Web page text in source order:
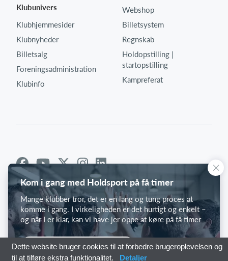
Kom i gang med Holdsport på få timer
Mange klubber tror, det er en lang og tung proces at
komme i gang. I virkeligheden er det hurtigt og enkelt –
og når I er klar, kan vi have jer oppe at køre på få timer
Kom i gang med Holdsport
Klubunivers
Klubhjemmesider
Klubnyheder
Billetsalg
Foreningsadministration
Klubinfo
Webshop
Billetsystem
Regnskab
Holdopstilling |
startopstilling
Kampreferat
Dette website bruger cookies til at forbedre brugeroplevelsen og
til at tilføre ekstra funktionalitet.
Detaljer